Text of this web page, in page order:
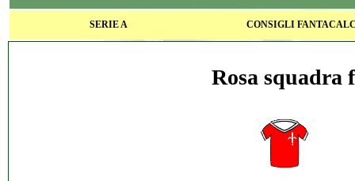
SERIE A CONSIGLI
Rosa squadra